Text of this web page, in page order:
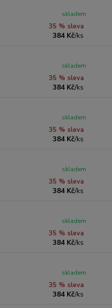
35 % sleva
384 Kč/ks
skladem
35 % sleva
384 Kč/ks
skladem
35 % sleva
384 Kč/ks
skladem
35 % sleva
384 Kč/ks
skladem
35 % sleva
384 Kč/ks
skladem
35 % sleva
384 Kč/ks
skladem